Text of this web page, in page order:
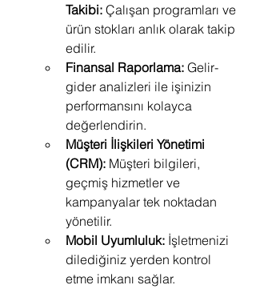
Takibi: Çalışan programları ve
ürün stokları anlık olarak takip
edilir.
Finansal Raporlama: Gelir-
gider analizleri ile işinizin
performansını kolayca
değerlendirin.
Müşteri İlişkileri Yönetimi
(CRM): Müşteri bilgileri,
geçmiş hizmetler ve
kampanyalar tek noktadan
yönetilir.
Mobil Uyumluluk: İşletmenizi
dilediğiniz yerden kontrol
etme imkanı sağlar.